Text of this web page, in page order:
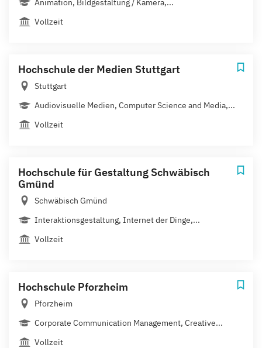
Animation, Bildgestaltung / Kamera,...
Vollzeit
Hochschule der Medien Stuttgart
Stuttgart
Audiovisuelle Medien, Computer Science and Media,...
Vollzeit
Hochschule für Gestaltung Schwäbisch
Gmünd
Schwäbisch Gmünd
Interaktionsgestaltung, Internet der Dinge,...
Vollzeit
Hochschule Pforzheim
Pforzheim
Corporate Communication Management, Creative...
Vollzeit